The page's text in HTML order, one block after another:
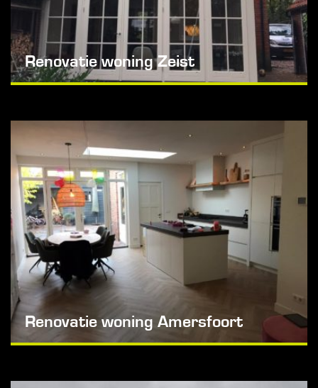
Renovatie woning Zeist
Renovatie woning Amersfoort